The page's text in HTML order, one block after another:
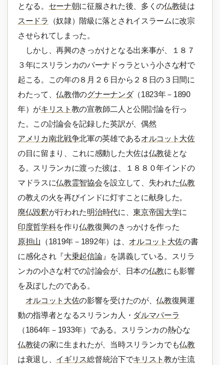
となる。 セーナ朝に征服された後、多くの仏教徒は
スードラ
（奴隷）階級に落とされイスラームに改宗
させられてしまった。
しかし、再興のきっかけとなる出来事が、１８７
３年にスリランカのパーナドゥラという小さな村で
起こる。この年の８月２６日から２８日の３日間に
わたって、仏教僧のグナーナンダ（1823年－1890
年）がキリスト 教の宣教師二人と公開討論を行っ
た。この討論会を記録した英訳が、偶然
アメリカ南北戦争北軍の英雄であるオルコット大佐
の目に留まり、これに感動した大佐は仏教徒とな
る。スリランカに渡った彼は、１８８０年インドの
マドラスに仏教霊智協会を設立して、失われた仏教
の教えの火を再びインドに灯すことに献身した。
廃仏毀釈が行われた明治時代に、東京帝国大学に
印度哲学科を作り仏教復興のきっかけを作った
原担山 （1819年－1892年）は、 オルコット大佐の書
に感化され『大乗起信論』を講義している。スリラ
ンカの小さな村での討論会が、日本の仏教にも影響
を及ぼしたのである。
オルコット大佐の影響を受けたのが、仏教復興運
動の指導者となるスリランカ人・ ダルマパーラ
（1864年－1933年）である。スリランカの熱心な
仏教徒の家に生まれたが、当時スリランカでも仏教
は衰退し、 イギリス総督統治下でキリスト 教が主流